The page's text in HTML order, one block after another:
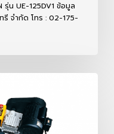
รุ่น UE-125DV1 ข้อมูล
รี จำกัด โทร : 02-175-